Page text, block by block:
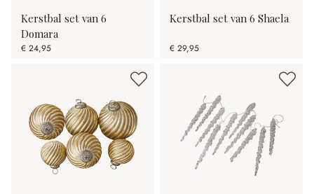
Kerstbal set van 6
Domara
€ 24,95
Kerstbal set van 6 Shaela
€ 29,95